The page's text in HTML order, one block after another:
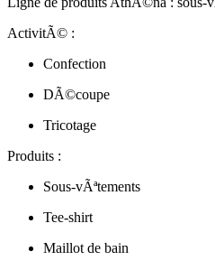
ActivitÃ© :
Confection
DÃ©coupe
Tricotage
Produits :
Sous-vÃªtements
Tee-shirt
Maillot de bain